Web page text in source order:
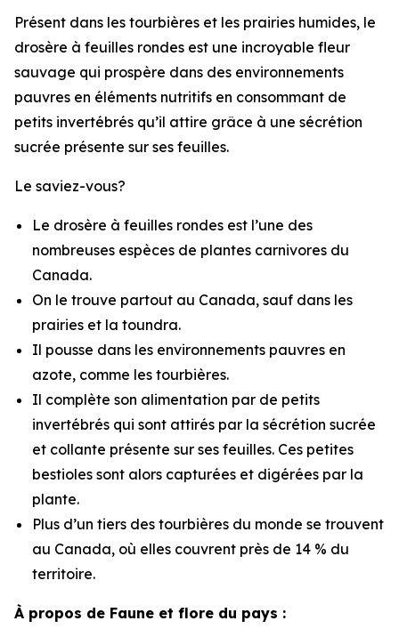
Présent dans les tourbières et les prairies humides, le
drosère à feuilles rondes est une incroyable fleur
sauvage qui prospère dans des environnements
pauvres en éléments nutritifs en consommant de
petits invertébrés qu’il attire grâce à une sécrétion
sucrée présente sur ses feuilles.
Le saviez-vous?
Le drosère à feuilles rondes est l’une des
nombreuses espèces de plantes carnivores du
Canada.
On le trouve partout au Canada, sauf dans les
prairies et la toundra.
Il pousse dans les environnements pauvres en
azote, comme les tourbières.
Il complète son alimentation par de petits
invertébrés qui sont attirés par la sécrétion sucrée
et collante présente sur ses feuilles. Ces petites
bestioles sont alors capturées et digérées par la
plante.
Plus d’un tiers des tourbières du monde se trouvent
au Canada, où elles couvrent près de 14 % du
territoire.
À propos de Faune et flore du pays :